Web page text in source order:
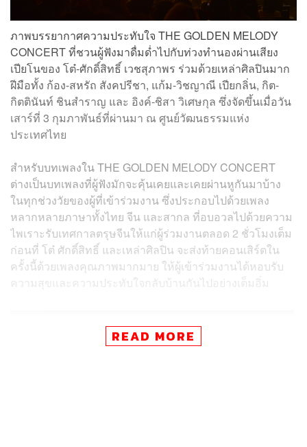
ภาพบรรยากาศความประทับใจ THE GOLDEN MELODY
CONCERT ที่ชวนผู้ฟังมาดื่มด่ำไปกับท่วงทำนองผ่านเสียง
เปียโนของ โต๋-ศักดิ์สิทธิ์ เวชสุภาพร ร่วมด้วยเหล่าศิลปินมาก
ฝีมือทั้ง ก้อง-สหรัถ สังคปรีชา, แก้ม-วิชญาณี เปียกลิ่น, กิต-
กิตตินันท์ ชินสำราญ และ อิงค์-ชิสา วิเศษกุล ซึ่งจัดขึ้นเมื่อวัน
เสาร์ที่ 3 กุมภาพันธ์ที่ผ่านมา ณ ศูนย์วัฒนธรรมแห่ง
ประเทศไทย
สำหรับบทเพลงใน THE GOLDEN MELODY CONCERT
ต่างเป็นบทเพลงที่ผู้ฟังมักจะคุ้นเคยและเคยผ่านหูกันมาบ้าง
ในทุกช่วงวัยของผู้ที่เข้าร่วมงาน ซึ่งประกอบไปด้วยเพลง
หลากหลายภาษาทั้งไทย จีน และสากล ที่อบอวลไปด้วยความ
ไพเราะรับเทศกาลตรุษจีนให้แก่ผู้ร่วมงานตลอด 2 ชั่วโมงเต็ม
ก่อนที่ โต๋ ศักดิ์สิทธิ์ และเหล่าศิลปิน จะส่งท้ายคอนเสิร์ตใน
ครั้งนี้ด้วยเพลงคุณภาพมากมาย ให้ผู้เข้าร่วมงานได้หอบรับ
ความสุขและความประทับใจกลับบ้านกันไปอย่างเต็มอิ่ม
READ MORE